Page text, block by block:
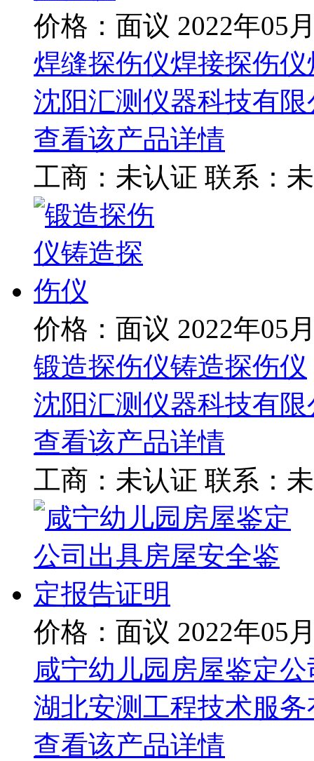
价格：面议 2022年05
焊缝探伤仪焊接探伤
沈阳汇测仪器科技有限
查看该产品详情
工商： 未认证 联系：
价格：面议 2022年05
锻造探伤仪铸造探伤仪
沈阳汇测仪器科技有限
查看该产品详情
工商： 未认证 联系：
价格：面议 2022年05
咸宁幼儿园房屋鉴定
湖北安测工程技术服
查看该产品详情